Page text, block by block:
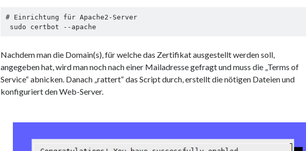
# Einrichtung für Apache2-Server
sudo certbot --apache
Nachdem man die Domain(s), für welche das Zertifikat ausgestellt werden soll,
angegeben hat, wird man noch nach einer Mailadresse gefragt und muss die „Terms of
Service“ abnicken. Danach „rattert“ das Script durch, erstellt die nötigen Dateien und
konfiguriert den Web-Server.